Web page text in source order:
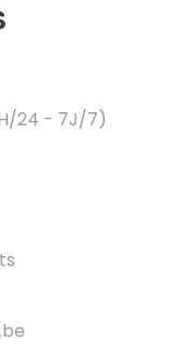
24 - 7J/7)